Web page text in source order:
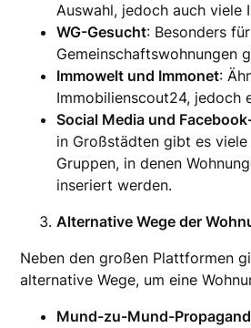
Auswahl, jedoch auch viele
WG-Gesucht: Besonders
Gemeinschaftswohnungen
Immowelt und Immonet:
Immobilienscout24, jedoch
Social Media und
in Großstädten gibt es
Gruppen, in denen
inseriert werden.
Alternative Wege der
Neben den großen Plattformen
alternative Wege, um eine
Mund-zu-Mund-